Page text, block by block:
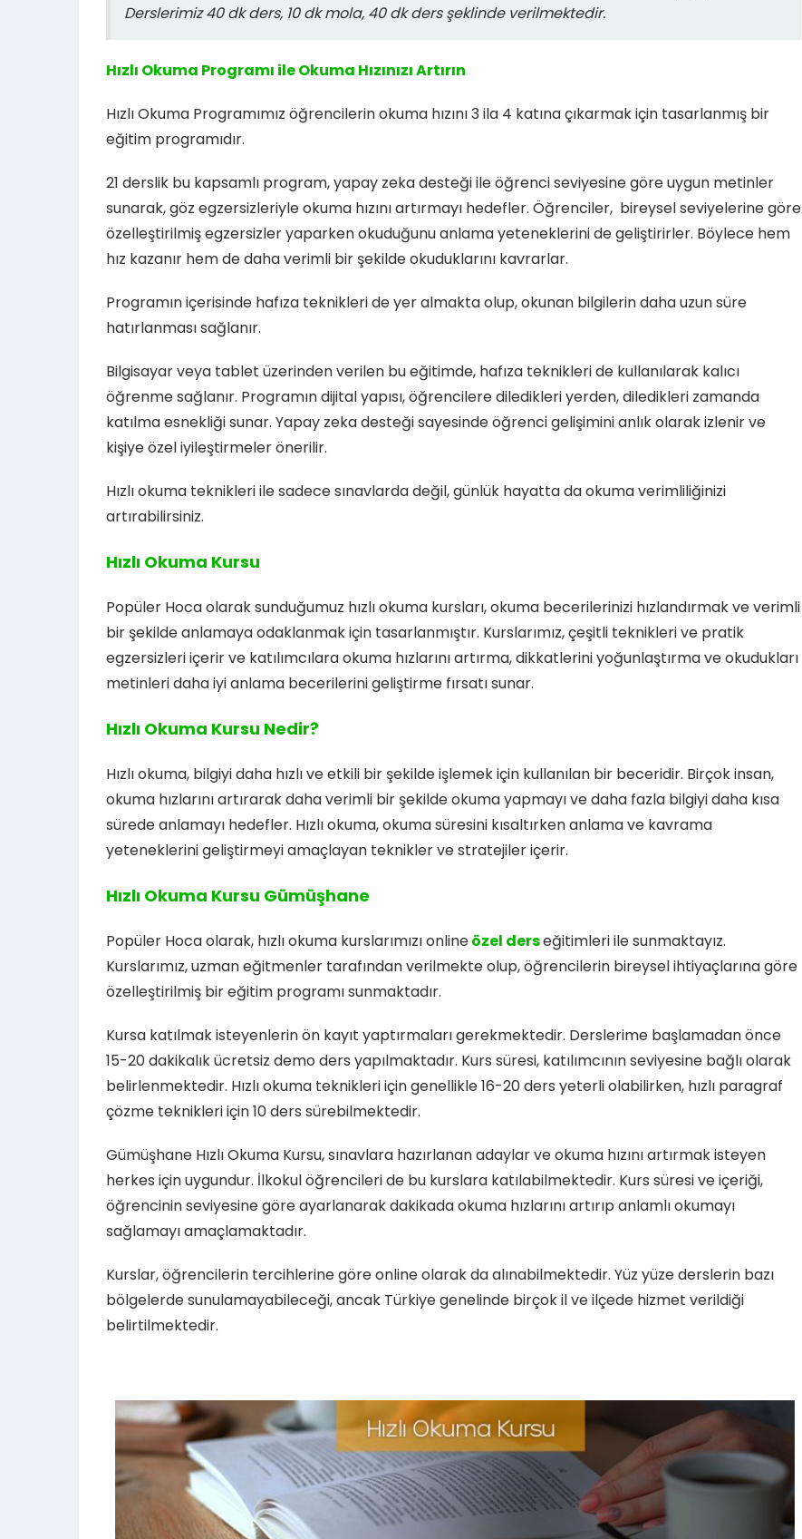
Derslerimiz 40 dk ders, 10 dk mola, 40 dk ders şeklinde verilmektedir.
Hızlı Okuma Programı ile Okuma Hızınızı Artırın
Hızlı Okuma Programımız öğrencilerin okuma hızını 3 ila 4 katına çıkarmak için tasarlanmış bir
eğitim programıdır.
21 derslik bu kapsamlı program, yapay zeka desteği ile öğrenci seviyesine göre uygun metinler
sunarak, göz egzersizleriyle okuma hızını artırmayı hedefler. Öğrenciler, bireysel seviyelerine göre
özelleştirilmiş egzersizler yaparken okuduğunu anlama yeteneklerini de geliştirirler. Böylece hem
hız kazanır hem de daha verimli bir şekilde okuduklarını kavrarlar.
Programın içerisinde hafıza teknikleri de yer almakta olup, okunan bilgilerin daha uzun süre
hatırlanması sağlanır.
Bilgisayar veya tablet üzerinden verilen bu eğitimde, hafıza teknikleri de kullanılarak kalıcı
öğrenme sağlanır. Programın dijital yapısı, öğrencilere diledikleri yerden, diledikleri zamanda
katılma esnekliği sunar. Yapay zeka desteği sayesinde öğrenci gelişimini anlık olarak izlenir ve
kişiye özel iyileştirmeler önerilir.
Hızlı okuma teknikleri ile sadece sınavlarda değil, günlük hayatta da okuma verimliliğinizi
artırabilirsiniz.
Hızlı Okuma Kursu
Popüler Hoca olarak sunduğumuz hızlı okuma kursları, okuma becerilerinizi hızlandırmak ve verimli
bir şekilde anlamaya odaklanmak için tasarlanmıştır. Kurslarımız, çeşitli teknikleri ve pratik
egzersizleri içerir ve katılımcılara okuma hızlarını artırma, dikkatlerini yoğunlaştırma ve okudukları
metinleri daha iyi anlama becerilerini geliştirme fırsatı sunar.
Hızlı Okuma Kursu Nedir?
Hızlı okuma, bilgiyi daha hızlı ve etkili bir şekilde işlemek için kullanılan bir beceridir. Birçok insan,
okuma hızlarını artırarak daha verimli bir şekilde okuma yapmayı ve daha fazla bilgiyi daha kısa
sürede anlamayı hedefler. Hızlı okuma, okuma süresini kısaltırken anlama ve kavrama
yeteneklerini geliştirmeyi amaçlayan teknikler ve stratejiler içerir.
Hızlı Okuma Kursu Gümüşhane
Popüler Hoca olarak, hızlı okuma kurslarımızı onlineözel derseğitimleri ile sunmaktayız.
Kurslarımız, uzman eğitmenler tarafından verilmekte olup, öğrencilerin bireysel ihtiyaçlarına göre
özelleştirilmiş bir eğitim programı sunmaktadır.
Kursa katılmak isteyenlerin ön kayıt yaptırmaları gerekmektedir. Derslerime başlamadan önce
15-20 dakikalık ücretsiz demo ders yapılmaktadır. Kurs süresi, katılımcının seviyesine bağlı olarak
belirlenmektedir. Hızlı okuma teknikleri için genellikle 16-20 ders yeterli olabilirken, hızlı paragraf
çözme teknikleri için 10 ders sürebilmektedir.
Gümüşhane Hızlı Okuma Kursu, sınavlara hazırlanan adaylar ve okuma hızını artırmak isteyen
herkes için uygundur. İlkokul öğrencileri de bu kurslara katılabilmektedir. Kurs süresi ve içeriği,
öğrencinin seviyesine göre ayarlanarak dakikada okuma hızlarını artırıp anlamlı okumayı
sağlamayı amaçlamaktadır.
Kurslar, öğrencilerin tercihlerine göre online olarak da alınabilmektedir. Yüz yüze derslerin bazı
bölgelerde sunulamayabileceği, ancak Türkiye genelinde birçok il ve ilçede hizmet verildiği
belirtilmektedir.